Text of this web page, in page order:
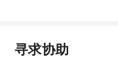
寻求协助